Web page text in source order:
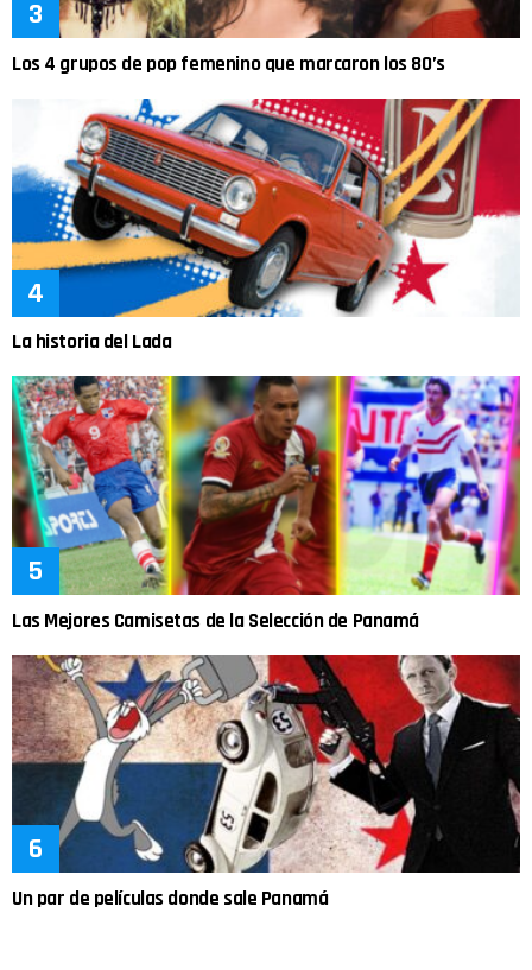
Los 4 grupos de pop femenino que marcaron los 80’s
La historia del Lada
Las Mejores Camisetas de la Selección de Panamá
Un par de películas donde sale Panamá